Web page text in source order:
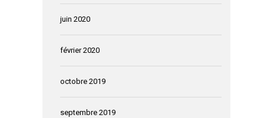
juin 2020
février 2020
octobre 2019
septembre 2019